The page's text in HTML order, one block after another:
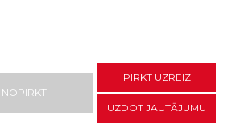
NOPIRKT
PIRKT UZREIZ
UZDOT JAUTĀJUMU